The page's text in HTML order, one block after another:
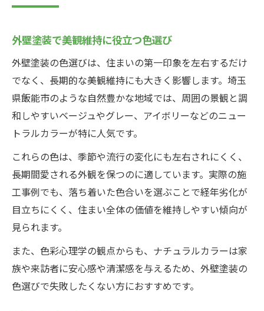
外壁塗装で美観維持に役立つ色選び
外壁塗装の色選びは、住まいの第一印象を左右するだけ
でなく、長期的な美観維持にも大きく影響します。埼玉
県飯能市のような自然豊かな地域では、周囲の景観と調
和しやすいベージュやグレー、アイボリーなどのニュー
トラルカラーが特に人気です。
これらの色は、季節や流行の変化にも左右されにくく、
長期間愛される外観を保つのに適しています。実際の施
工事例でも、落ち着いた色合いを選ぶことで経年劣化が
目立ちにくく、住まい全体の価値を維持しやすい傾向が
見られます。
また、色彩心理学の観点からも、ナチュラルカラーは家
族や来訪者に安心感や清潔感を与えるため、外壁塗装の
色選びで失敗したくない方におすすめです。